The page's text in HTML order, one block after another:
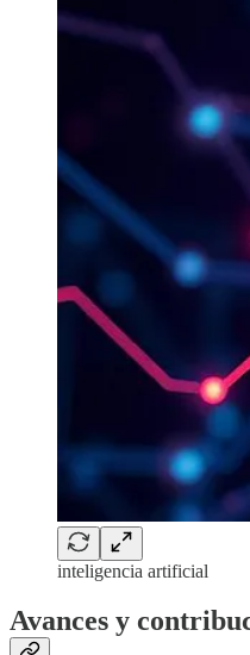
inteligencia artificial
Avances y